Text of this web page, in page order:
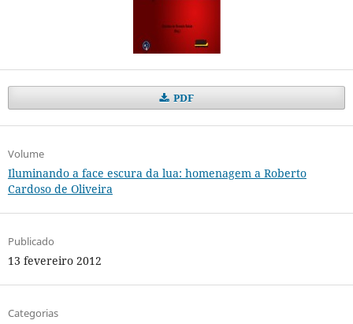
PDF
Volume
Iluminando a face escura da lua: homenagem a Roberto
Cardoso de Oliveira
Publicado
13 fevereiro 2012
Categorias